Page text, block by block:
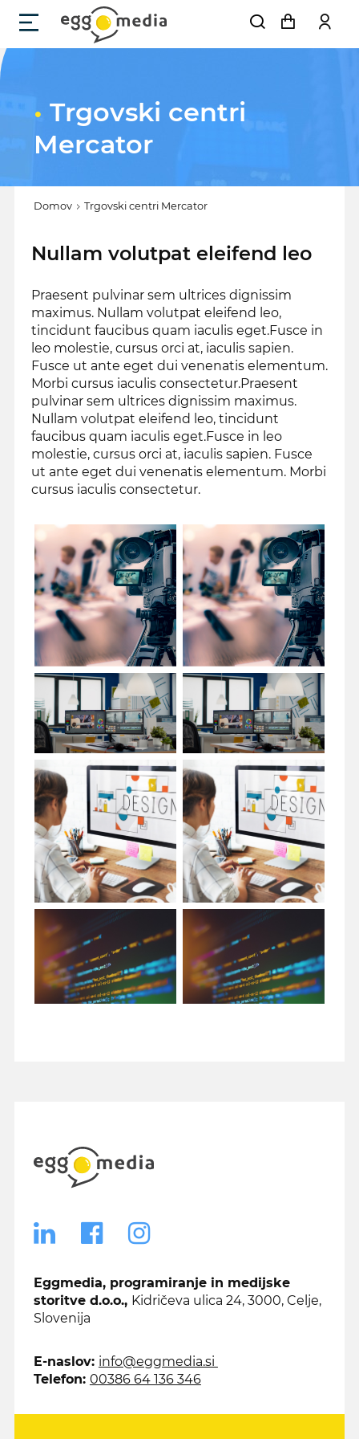
• Trgovski centri
Mercator
Domov Trgovski centri Mercator
Nullam volutpat eleifend leo
Praesent pulvinar sem ultrices dignissim
maximus. Nullam volutpat eleifend leo,
tincidunt faucibus quam iaculis eget.Fusce in
leo molestie, cursus orci at, iaculis sapien.
Fusce ut ante eget dui venenatis elementum.
Morbi cursus iaculis consectetur.Praesent
pulvinar sem ultrices dignissim maximus.
Nullam volutpat eleifend leo, tincidunt
faucibus quam iaculis eget.Fusce in leo
molestie, cursus orci at, iaculis sapien. Fusce
ut ante eget dui venenatis elementum. Morbi
cursus iaculis consectetur.
Eggmedia, programiranje in medijske
storitve d.o.o., Kidričeva ulica 24, 3000, Celje,
Slovenija
E-naslov: info@eggmedia.si
Telefon: 00386 64 136 346